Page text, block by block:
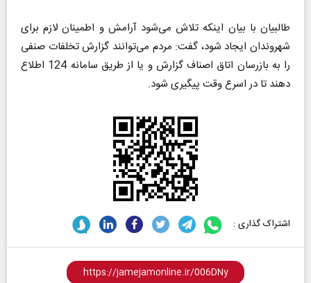
طالبیان با بیان اینکه تلاش می‌شود آرامش و اطمینان لازم برای
شهروندان ایجاد شود، گفت: مردم می‌توانند گزارش تخلفات صنفی
را به بازرسان اتاق اصناف گزارش و یا از طریق سامانه 124 اطلاع
دهند تا در اسرع وقت پیگیری شود.
اشتراک گذاری :